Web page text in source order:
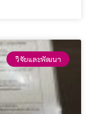
วิจัยและพัฒนา